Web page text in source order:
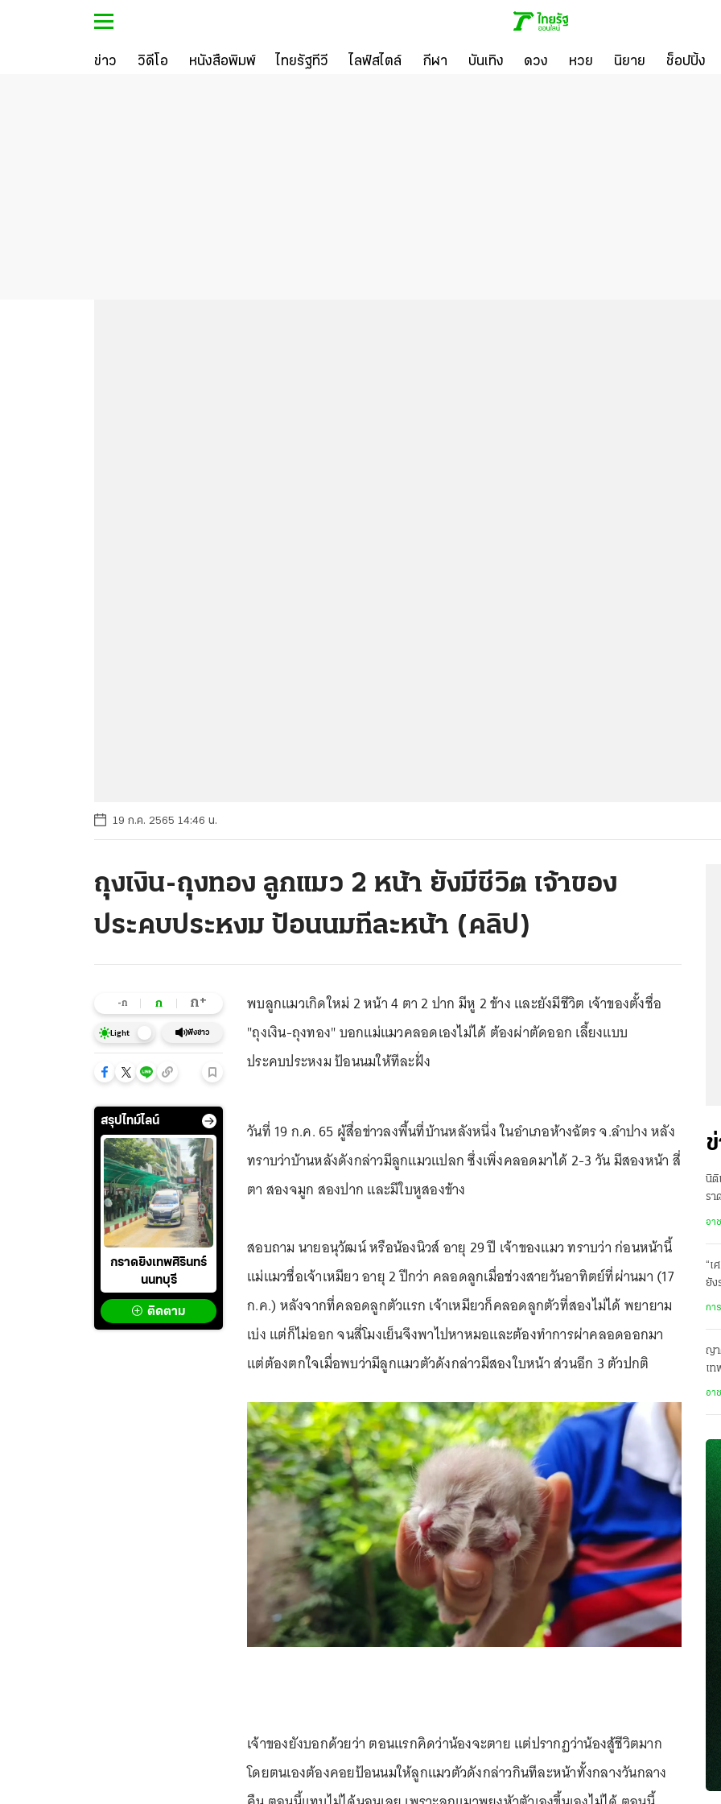
ข่าว วิดีโอ หนังสือพิมพ์ ไทยรัฐทีวี ไลฟ์สไตล์ กีฬา บันเทิง ดวง หวย นิยาย ช็อปปิ้ง
19 ก.ค. 2565 14:46 น.
ถุงเงิน-ถุงทอง ลูกแมว 2 หน้า ยังมีชีวิต เจ้าของ
ประคบประหงม ป้อนนมทีละหน้า (คลิป)
-ก ก ก+
Light ฟังข่าว
สรุปไทม์ไลน์
กราดยิงเทพศิรินทร์
นนทบุรี
ติดตาม
พบลูกแมวเกิดใหม่ 2 หน้า 4 ตา 2 ปาก มีหู 2 ข้าง และยังมีชีวิต เจ้าของตั้งชื่อ
"ถุงเงิน-ถุงทอง" บอกแม่แมวคลอดเองไม่ได้ ต้องผ่าตัดออก เลี้ยงแบบ
ประคบประหงม ป้อนนมให้ทีละฝั่ง
วันที่ 19 ก.ค. 65 ผู้สื่อข่าวลงพื้นที่บ้านหลังหนึ่ง ในอำเภอห้างฉัตร จ.ลำปาง หลัง
ทราบว่าบ้านหลังดังกล่าวมีลูกแมวแปลก ซึ่งเพิ่งคลอดมาได้ 2-3 วัน มีสองหน้า สี่
ตา สองจมูก สองปาก และมีใบหูสองข้าง
สอบถาม นายอนุวัฒน์ หรือน้องนิวส์ อายุ 29 ปี เจ้าของแมว ทราบว่า ก่อนหน้านี้
แม่แมวชื่อเจ้าเหมียว อายุ 2 ปีกว่า คลอดลูกเมื่อช่วงสายวันอาทิตย์ที่ผ่านมา (17
ก.ค.) หลังจากที่คลอดลูกตัวแรก เจ้าเหมียวก็คลอดลูกตัวที่สองไม่ได้ พยายาม
เบ่ง แต่ก็ไม่ออก จนสี่โมงเย็นจึงพาไปหาหมอและต้องทำการผ่าคลอดออกมา
แต่ต้องตกใจเมื่อพบว่ามีลูกแมวตัวดังกล่าวมีสองใบหน้า ส่วนอีก 3 ตัวปกติ
เจ้าของยังบอกด้วยว่า ตอนแรกคิดว่าน้องจะตาย แต่ปรากฏว่าน้องสู้ชีวิตมาก
โดยตนเองต้องคอยป้อนนมให้ลูกแมวตัวดังกล่าวกินทีละหน้าทั้งกลางวันกลาง
นิติ
รา
อา
“เ
ยัง
สั
กา
ญา
เท
อา